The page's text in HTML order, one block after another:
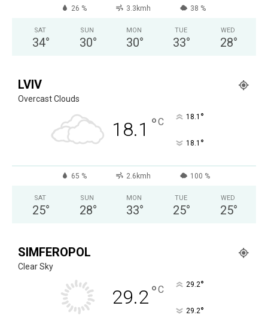
26 % 3.3kmh 38 %
SAT
34°
SUN
30°
MON
30°
TUE
33°
WED
28°
LVIV
Overcast Clouds
18.1 °C 18.1 °
18.1 °
65 % 2.6kmh 100 %
SAT
25°
SUN
28°
MON
33°
TUE
25°
WED
25°
SIMFEROPOL
Clear Sky
29.2°C 29.2°
29.2°